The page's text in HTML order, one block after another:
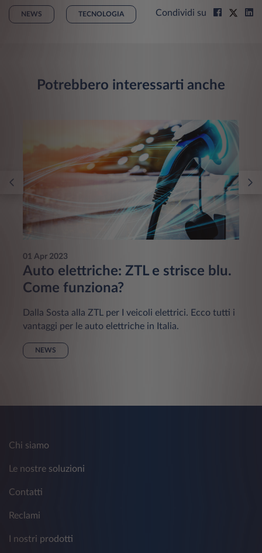
NEWS TECNOLOGIA Condividi su
Potrebbero interessarti anche
01 Apr 2023
Auto elettriche: ZTL e strisce blu.
Come funziona?
Dalla Sosta alla ZTL per I veicoli elettrici. Ecco tutti i
vantaggi per le auto elettriche in Italia.
NEWS
Chi siamo
Le nostre soluzioni
Contatti
Reclami
I nostri prodotti